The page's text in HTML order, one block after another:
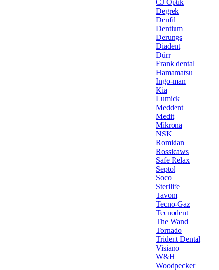
CJ Optik
Degrek
Denfil
Dentium
Derungs
Diadent
Dürr
Frank dental
Hamamatsu
Ingo-man
Kia
Lumick
Meddent
Medit
Mikrona
NSK
Romidan
Rossicaws
Safe Relax
Septol
Soco
Sterilife
Tavom
Tecno-Gaz
Tecnodent
The Wand
Tornado
Trident Dental
Visiano
W&H
Woodpecker